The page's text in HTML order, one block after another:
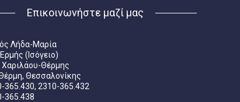
Επικοινωνήστε μαζί μας
Λήδα-Μαρία
(Ισόγειο)
Χαριλάου-Θέρμης
Θεσσαλονίκης
365.430, 2310-365.432
365.438